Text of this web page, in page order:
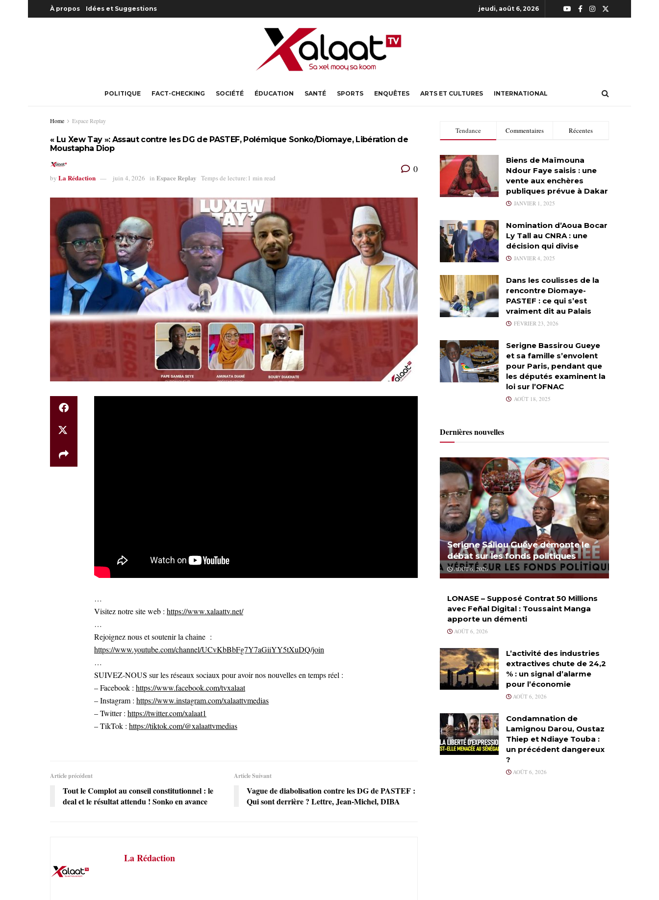
À propos Idées et Suggestions jeudi, août 6, 2026
POLITIQUE FACT-CHECKING SOCIÉTÉ ÉDUCATION SANTÉ SPORTS ENQUÊTES ARTS ET CULTURES INTERNATIONAL
Home Espace Replay
« Lu Xew Tay »: Assaut contre les DG de PASTEF, Polémique Sonko/Diomaye, Libération de
Moustapha Diop
by La Rédaction juin 4, 2026 in Espace Replay Temps de lecture:1 min read
0
…
Visitez notre site web : https://www.xalaattv.net/
…
Rejoignez nous et soutenir la chaine :
https://www.youtube.com/channel/UCvKbBbFg7Y7aGiiYY5tXuDQ/join
…
SUIVEZ-NOUS sur les réseaux sociaux pour avoir nos nouvelles en temps réel :
– Facebook : https://www.facebook.com/tvxalaat
– Instagram : https://www.instagram.com/xalaattvmedias
– Twitter : https://twitter.com/xalaat1
– TikTok : https://tiktok.com/@xalaattvmedias
Article précédent
Tout le Complot au conseil constitutionnel : le
deal et le résultat attendu ! Sonko en avance
Article Suivant
Vague de diabolisation contre les DG de PASTEF :
Qui sont derrière ? Lettre, Jean-Michel, DIBA
La Rédaction
Tendance Commentaires Récentes
Biens de Maïmouna
Ndour Faye saisis : une
vente aux enchères
publiques prévue à Dakar
JANVIER 1, 2025
Nomination d’Aoua Bocar
Ly Tall au CNRA : une
décision qui divise
JANVIER 4, 2025
Dans les coulisses de la
rencontre Diomaye-
PASTEF : ce qui s’est
vraiment dit au Palais
FÉVRIER 23, 2026
Serigne Bassirou Gueye
et sa famille s’envolent
pour Paris, pendant que
les députés examinent la
loi sur l’OFNAC
AOÛT 18, 2025
Dernières nouvelles
Serigne Saliou Guèye démonte le
débat sur les fonds politiques
AOÛT 6, 2026
LONASE – Supposé Contrat 50 Millions
avec Feñal Digital : Toussaint Manga
apporte un démenti
AOÛT 6, 2026
L’activité des industries
extractives chute de 24,2
% : un signal d’alarme
pour l’économie
AOÛT 6, 2026
Condamnation de
Lamignou Darou, Oustaz
Thiep et Ndiaye Touba :
un précédent dangereux
?
AOÛT 6, 2026